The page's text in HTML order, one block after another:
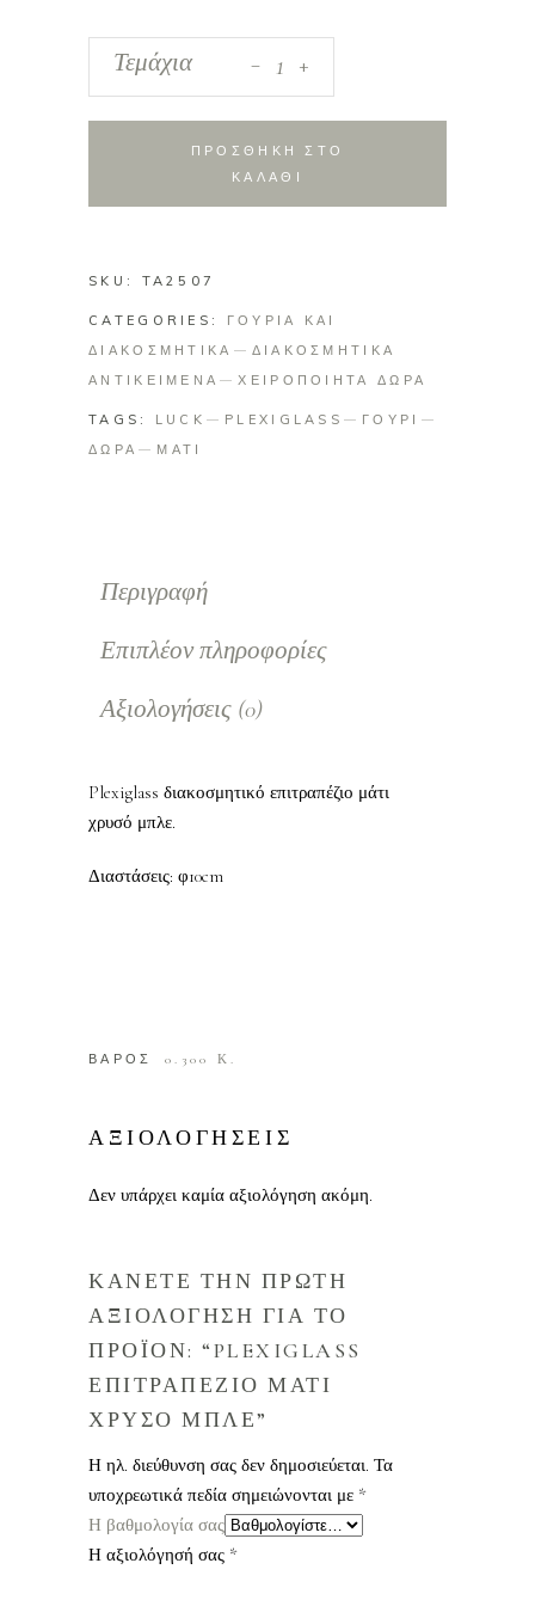
Plexiglass
quantity
Τεμάχια +
ΠΡΟΣΘΗΚΗ ΣΤΟ
ΚΑΛΑΘΙ
SKU: TA2507
CATEGORIES: ΓΟΥΡΙΑ ΚΑΙ
ΔΙΑΚΟΣΜΗΤΙΚΑ
ΔΙΑΚΟΣΜΗΤΙΚΑ
ΑΝΤΙΚΕΙΜΕΝΑ
ΧΕΙΡΟΠΟΙΗΤΑ ΔΩΡΑ
TAGS: LUCK PLEXIGLASS
ΓΟΥΡΙ
ΔΩΡΑ
ΜΑΤΙ
Περιγραφή
Επιπλέον πληροφορίες
Αξιολογήσεις (0)
Plexiglass διακοσμητικό επιτραπέζιο μάτι
χρυσό μπλε.
Διαστάσεις: φ10cm
ΒΑΡΟΣ 0.300 Κ.
ΑΞΙΟΛΟΓΗΣΕΙΣ
Δεν υπάρχει καμία αξιολόγηση ακόμη.
ΚΑΝΕΤΕ ΤΗΝ ΠΡΩΤΗ
ΑΞΙΟΛΟΓΗΣΗ ΓΙΑ ΤΟ
ΠΡΟΪΟΝ: “PLEXIGLASS
ΕΠΙΤΡΑΠΕΖΙΟ ΜΑΤΙ
ΧΡΥΣΟ ΜΠΛΕ”
Η ηλ. διεύθυνση σας δεν δημοσιεύεται. Τα
υποχρεωτικά πεδία σημειώνονται με *
Η βαθμολογία σας
Η αξιολόγησή σας *